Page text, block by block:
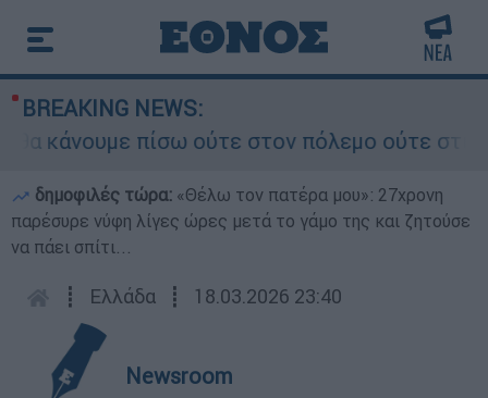
BREAKING NEWS:
πίσω ούτε στον πόλεμο ούτε στις
δημοφιλές τώρα: «Θέλω τον πατέρα μου»: 27χρονη
παρέσυρε νύφη λίγες ώρες μετά το γάμο της και ζητούσε
να πάει σπίτι...
┋ Ελλάδα ┋ 18.03.2026 23:40
Newsroom